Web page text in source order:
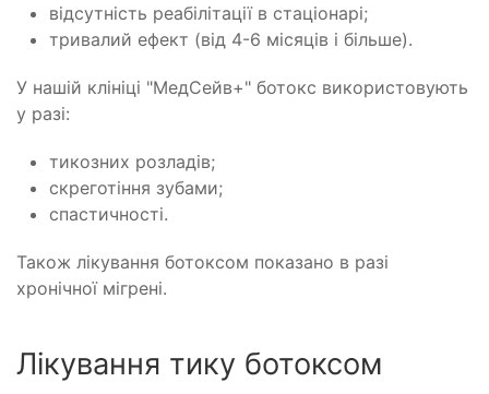
відсутність реабілітації в стаціонарі;
тривалий ефект (від 4-6 місяців і більше).
У нашій клініці "МедСейв+" ботокс використовують
у разі:
тикозних розладів;
скреготіння зубами;
спастичності.
Також лікування ботоксом показано в разі
хронічної мігрені.
Лікування тику ботоксом